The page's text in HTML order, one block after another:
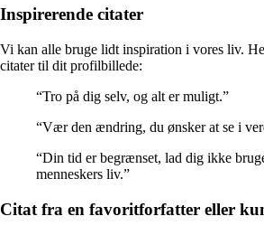
Inspirerende citater
Vi kan alle bruge lidt inspiration i vores liv.
citater til dit profilbillede:
“Tro på dig selv, og alt er muligt.”
“Vær den ændring, du ønsker at se i
“Din tid er begrænset, lad dig ikke
menneskers liv.”
Citat fra en favoritforfatter eller